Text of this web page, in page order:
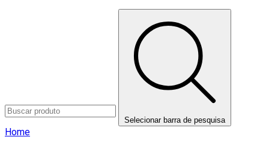
Selecionar barra de pesquisa
Home